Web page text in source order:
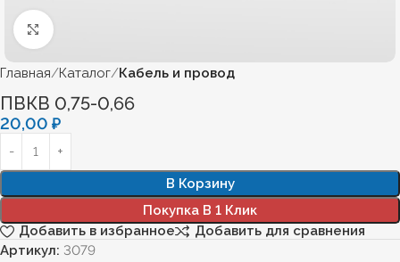
Нажмите, чтобы увеличить
Главная Каталог Кабель и провод
ПВКВ 0,75-0,66
20,00 ₽
В Корзину
Покупка В 1 Клик
Добавить в избранное
Добавить для сравнения
Артикул: 3079